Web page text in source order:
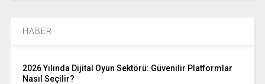
HABER
2026 Yılında Dijital Oyun Sektörü: Güvenilir Platformlar
Nasıl Seçilir?